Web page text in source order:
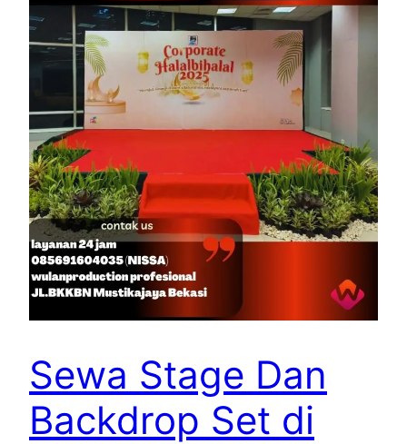
Sewa Stage Dan
Backdrop Set di